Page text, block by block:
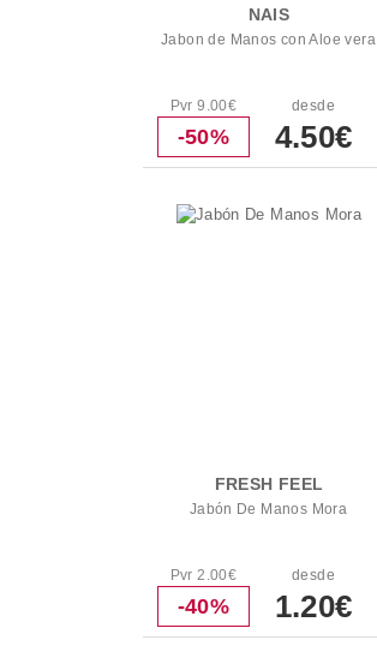
NAIS
Jabon de Manos con Aloe vera
Pvr 9.00€
-50%
desde
4.50€
FRESH FEEL
Jabón De Manos Mora
Pvr 2.00€
-40%
desde
1.20€